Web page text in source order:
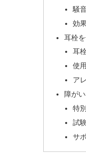
騒
効
耳栓
耳
使
ア
障が
特
試
サ